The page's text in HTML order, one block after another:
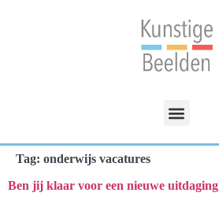
Tag: onderwijs vacatures
Ben jij klaar voor een nieuwe uitdaging